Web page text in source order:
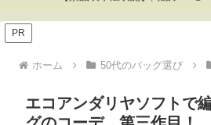
PR
ホーム 50代のバッグ選び
エコアンダリヤソフトで